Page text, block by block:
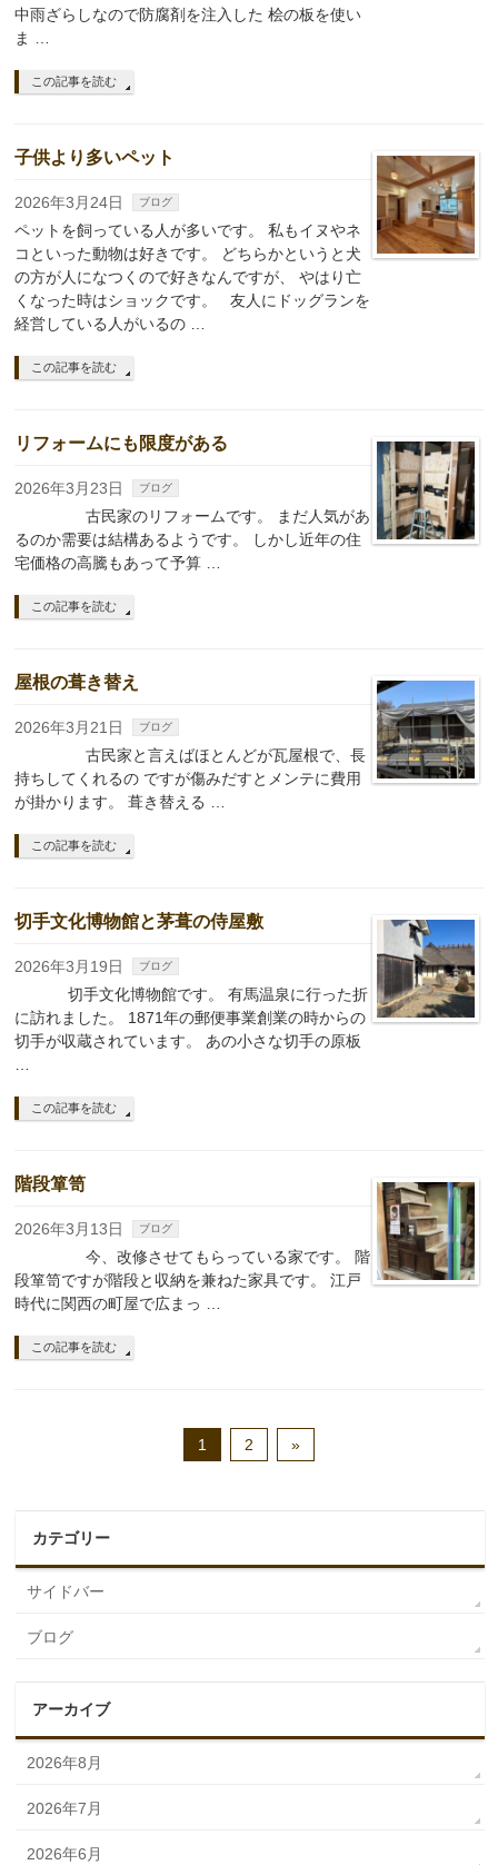
中雨ざらしなので防腐剤を注入した 桧の板を使い
ま …
この記事を読む
子供より多いペット
2026年3月24日 ブログ
ペットを飼っている人が多いです。 私もイヌやネ
コといった動物は好きです。 どちらかというと犬
の方が人になつくので好きなんですが、 やはり亡
くなった時はショックです。 友人にドッグランを
経営している人がいるの …
この記事を読む
リフォームにも限度がある
2026年3月23日 ブログ
古民家のリフォームです。 まだ人気があ
るのか需要は結構あるようです。 しかし近年の住
宅価格の高騰もあって予算 …
この記事を読む
屋根の葺き替え
2026年3月21日 ブログ
古民家と言えばほとんどが瓦屋根で、長
持ちしてくれるの ですが傷みだすとメンテに費用
が掛かります。 葺き替える …
この記事を読む
切手文化博物館と茅葺の侍屋敷
2026年3月19日 ブログ
切手文化博物館です。 有馬温泉に行った折
に訪れました。 1871年の郵便事業創業の時からの
切手が収蔵されています。 あの小さな切手の原板
この記事を読む
階段箪笥
2026年3月13日 ブログ
今、改修させてもらっている家です。 階
段箪笥ですが階段と収納を兼ねた家具です。 江戸
時代に関西の町屋で広まっ …
この記事を読む
1 2 »
カテゴリー
サイドバー
ブログ
アーカイブ
2026年8月
2026年7月
2026年6月